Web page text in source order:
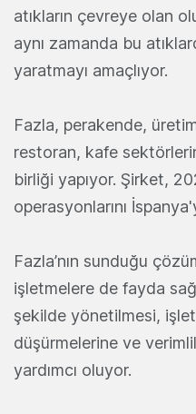
atıkların çevreye olan
aynı zamanda bu
yaratmayı amaçlıyor.
Fazla, perakende,
restoran, kafe
birliği yapıyor. Şirket,
operasyonlarını
Fazla’nın sunduğu
işletmelere de fayda
şekilde yönetilmesi,
düşürmelerine ve
yardımcı oluyor.